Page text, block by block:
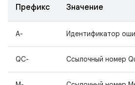
Префикс Значение
A- Идентификатор
QC- Ссылочный номер